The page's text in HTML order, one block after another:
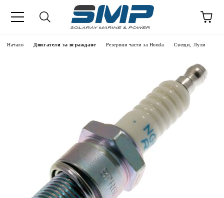
Начало Двигатели за вграждане Резервни части за Honda Свещи, Лули